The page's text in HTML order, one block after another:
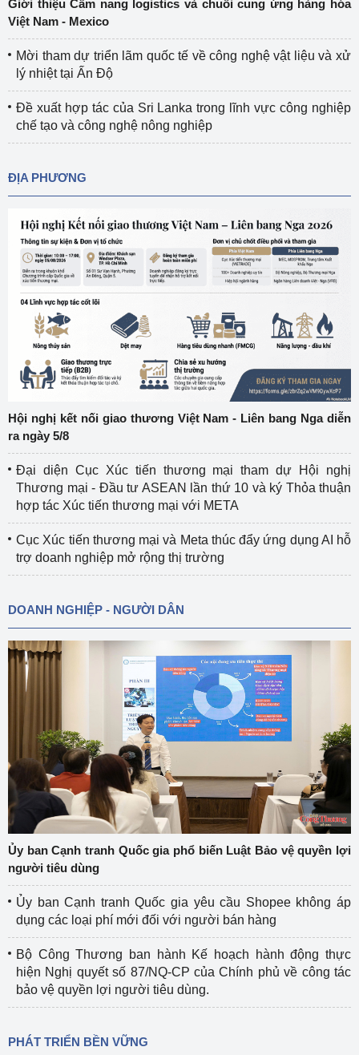
Giới thiệu Cẩm nang logistics và chuỗi cung ứng hàng hóa
Việt Nam - Mexico
Mời tham dự triển lãm quốc tế về công nghệ vật liệu và xử
lý nhiệt tại Ấn Độ
Đề xuất hợp tác của Sri Lanka trong lĩnh vực công nghiệp
chế tạo và công nghệ nông nghiệp
ĐỊA PHƯƠNG
Hội nghị kết nối giao thương Việt Nam - Liên bang Nga diễn
ra ngày 5/8
Đại diện Cục Xúc tiến thương mại tham dự Hội nghị
Thương mại - Đầu tư ASEAN lần thứ 10 và ký Thỏa thuận
hợp tác Xúc tiến thương mại với META
Cục Xúc tiến thương mại và Meta thúc đẩy ứng dụng AI hỗ
trợ doanh nghiệp mở rộng thị trường
DOANH NGHIỆP - NGƯỜI DÂN
Ủy ban Cạnh tranh Quốc gia phổ biến Luật Bảo vệ quyền lợi
người tiêu dùng
Ủy ban Cạnh tranh Quốc gia yêu cầu Shopee không áp
dụng các loại phí mới đối với người bán hàng
Bộ Công Thương ban hành Kế hoạch hành động thực
hiện Nghị quyết số 87/NQ-CP của Chính phủ về công tác
bảo vệ quyền lợi người tiêu dùng.
PHÁT TRIỂN BỀN VỮNG